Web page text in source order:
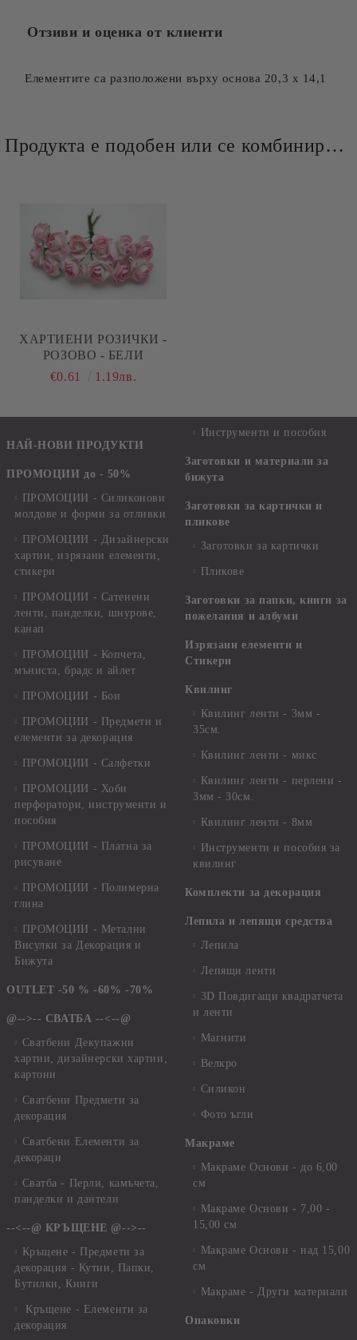
Отзиви и оценка от клиенти
Елементите са разположени върху основа 20,3 х 14,1
Продукта е подобен или се комбинира добре и със следните продукти :
ХАРТИЕНИ РОЗИЧКИ -
РОЗОВО - БЕЛИ
€0.61
1.19лв.
НАЙ-НОВИ ПРОДУКТИ
ПРОМОЦИИ до - 50%
ПРОМОЦИИ - Силиконови
молдове и форми за отливки
ПРОМОЦИИ - Дизайнерски
хартии, изрязани елементи,
стикери
ПРОМОЦИИ - Сатенени
ленти, панделки, шнурове,
канап
ПРОМОЦИИ - Копчета,
мъниста, брадс и айлет
ПРОМОЦИИ - Бои
ПРОМОЦИИ - Предмети и
елементи за декорация
ПРОМОЦИИ - Салфетки
ПРОМОЦИИ - Хоби
перфоратори, инструменти и
пособия
ПРОМОЦИИ - Платна за
рисуване
ПРОМОЦИИ - Полимерна
глина
ПРОМОЦИИ - Метални
Висулки за Декорация и
Бижута
OUTLET -50 % -60% -70%
@-->-- СВАТБА --<--@
Сватбени Декупажни
хартии, дизайнерски хартии,
картони
Сватбени Предмети за
декорация
Сватбени Елементи за
декораци
Сватба - Перли, камъчета,
панделки и дантели
--<--@ КРЪЩЕНЕ @-->--
Кръщене - Предмети за
декорация - Кутии, Папки,
Бутилки, Книги
Кръщене - Елементи за
декорация
Инструменти и пособия
Заготовки и материали за
бижута
Заготовки за картички и
пликове
Заготовки за картички
Пликове
Заготовки за папки, книги за
пожелания и албуми
Изрязани елементи и
Стикери
Квилинг
Квилинг ленти - 3мм -
35см.
Квилинг ленти - микс
Квилинг ленти - перлени -
3мм - 30см.
Квилинг ленти - 8мм
Инструменти и пособия за
квилинг
Комплекти за декорация
Лепила и лепящи средства
Лепила
Лепящи ленти
3D Повдигащи квадратчета
и ленти
Магнити
Велкро
Силикон
Фото ъгли
Макраме
Макраме Основи - до 6,00
см
Макраме Основи - 7,00 -
15,00 см
Макраме Основи - над 15,00
см
Макраме - Други материали
Опаковки